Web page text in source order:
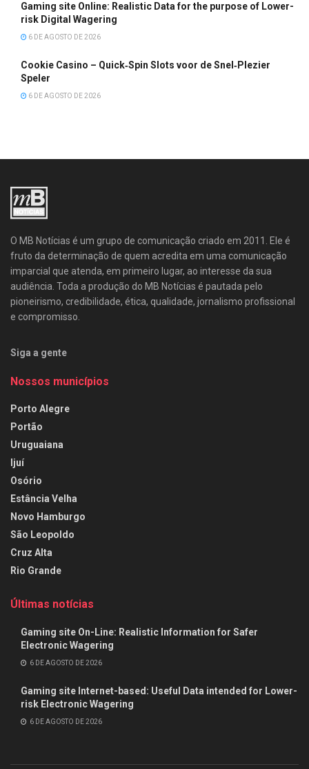
Gaming site Online: Realistic Data for the purpose of Lower-
risk Digital Wagering
6 DE AGOSTO DE 2026
Cookie Casino – Quick‑Spin Slots voor de Snel‑Plezier
Speler
6 DE AGOSTO DE 2026
O MB Notícias é um grupo de comunicação criado em 2011. Ele é
fruto da determinação de quem acredita em uma comunicação
imparcial que atenda, em primeiro lugar, ao interesse da sua
audiência. Toda a produção do MB Notícias é pautada pelo
pioneirismo, credibilidade, ética, qualidade, jornalismo profissional
e compromisso.
Siga a gente
Nossos municípios
Porto Alegre
Portão
Uruguaiana
Ijuí
Osório
Estância Velha
Novo Hamburgo
São Leopoldo
Cruz Alta
Rio Grande
Últimas notícias
Gaming site On-Line: Realistic Information for Safer
Electronic Wagering
6 DE AGOSTO DE 2026
Gaming site Internet-based: Useful Data intended for Lower-
risk Electronic Wagering
6 DE AGOSTO DE 2026